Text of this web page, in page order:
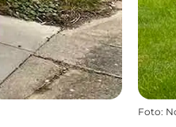
Foto: